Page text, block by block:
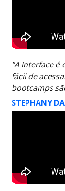
"A interface é
fácil de
bootcamps
STEPHANY